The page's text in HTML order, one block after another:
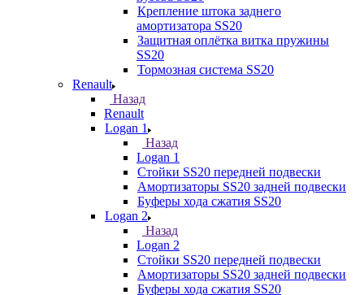
Крепление штока заднего
амортизатора SS20
Защитная оплётка витка пружины
SS20
Тормозная система SS20
Renault
Назад
Renault
Logan 1
Назад
Logan 1
Стойки SS20 передней подвески
Амортизаторы SS20 задней подвески
Буферы хода сжатия SS20
Logan 2
Назад
Logan 2
Стойки SS20 передней подвески
Амортизаторы SS20 задней подвески
Буферы хода сжатия SS20